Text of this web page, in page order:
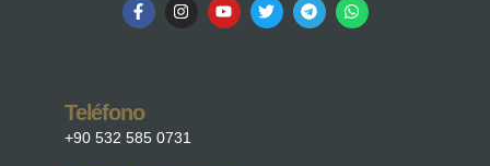
Teléfono
+90 532 585 0731